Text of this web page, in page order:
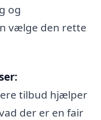
og
vælge den rette
tilbud hjælper
der er en fair